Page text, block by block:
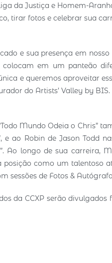
da Justiça e Homem-
tirar fotos e celebrar sua
e sua presença em
em um panteão
e queremos aproveitar
do Artists’ Valley by BIS.
Mundo Odeia o Chris”
e ao Robin de Jason Todd
Ao longo de sua carreira,
como um talentoso
sessões de Fotos &
da CCXP serão